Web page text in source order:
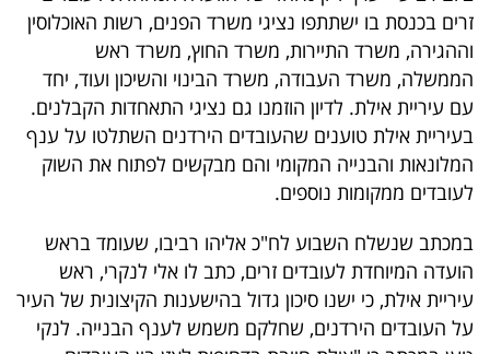
זרים בכנסת בו ישתתפו נציגי משרד הפנים, רשות האוכלוסין
וההגירה, משרד התיירות, משרד החוץ, משרד ראש
הממשלה, משרד העבודה, משרד הבינוי והשיכון ועוד, יחד
עם עיריית אילת. לדיון הוזמנו גם נציגי התאחדות הקבלנים.
בעיריית אילת טוענים שהעובדים הירדנים השתלטו על ענף
המלונאות והבנייה המקומי והם מבקשים לפתוח את השוק
לעובדים ממקומות נוספים.
במכתב שנשלח השבוע לח"כ אליהו רביבו, שעומד בראש
הועדה המיוחדת לעובדים זרים, כתב לו אלי לנקרי, ראש
עיריית אילת, כי ישנו סיכון גדול בהישענות הקיצונית של העיר
על העובדים הירדנים, שחלקם משמש לענף הבנייה. לנקי